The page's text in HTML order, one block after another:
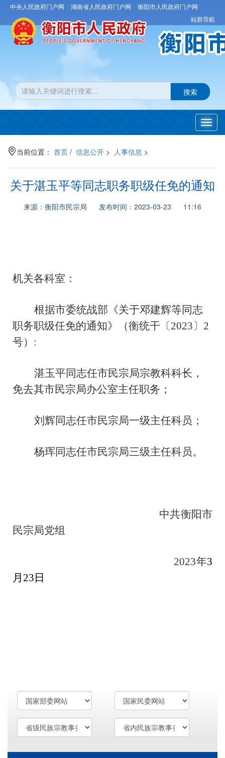
中央人民政府门户网 湖南省人民政府门户网
衡阳市人民政府门户网
站群导航
搜索
当前位置： 首页 / 信息公开 > 人事信息 >
关于湛玉平等同志职务职级任免的通知
来源：衡阳市民宗局 发布时间：2023-03-23 11:16
机关各科室：
根据市委统战部《关于邓建辉等同志
职务职级任免的通知》（衡统干〔2023〕2
号）:
湛玉平同志任市民宗局宗教科科长，
免去其市民宗局办公室主任职务；
刘辉同志任市民宗局一级主任科员；
杨珲同志任市民宗局三级主任科员。
中共衡阳市
民宗局党组
2023年3
月23日